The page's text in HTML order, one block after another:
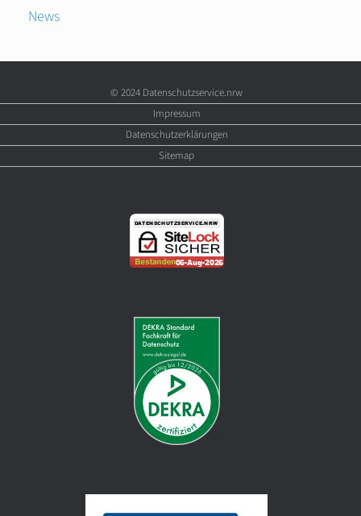
News
© 2024 Datenschutzservice.nrw
Impressum
Datenschutzerklärungen
Sitemap